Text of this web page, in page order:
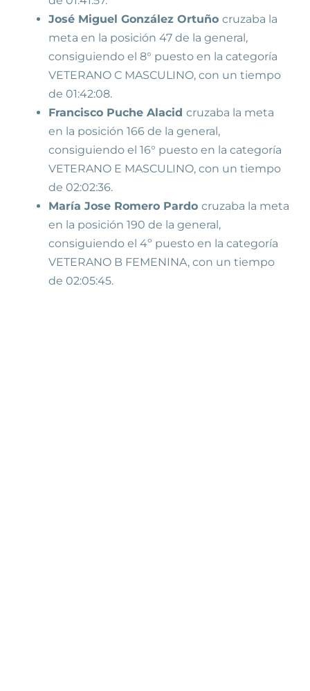
José Miguel González Ortuño cruzaba la
meta en la posición 47 de la general,
consiguiendo el 8° puesto en la categoría
VETERANO C MASCULINO, con un tiempo
de 01:42:08.
Francisco Puche Alacid cruzaba la meta
en la posición 166 de la general,
consiguiendo el 16° puesto en la categoría
VETERANO E MASCULINO, con un tiempo
de 02:02:36.
María Jose Romero Pardo cruzaba la meta
en la posición 190 de la general,
consiguiendo el 4º puesto en la categoría
VETERANO B FEMENINA, con un tiempo
de 02:05:45.